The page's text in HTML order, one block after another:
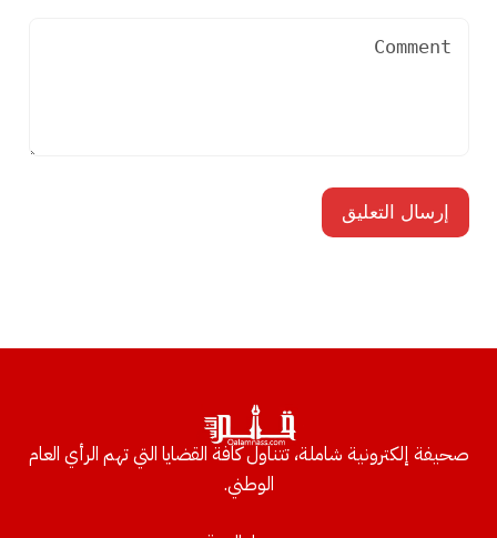
صحيفة إلكترونية شاملة، تتناول كافة القضايا التي تهم الرأي العام
الوطني.